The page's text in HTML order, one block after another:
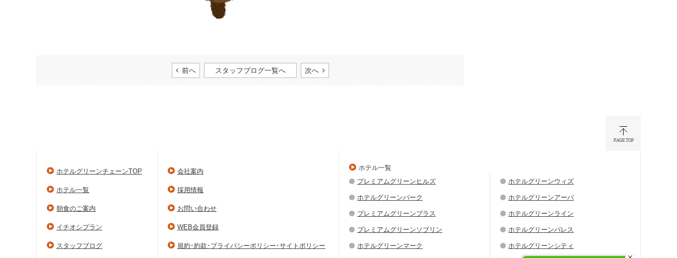
前へ スタッフブログ一覧へ 次へ
ホテルグリーンチェーンTOP
ホテル一覧
朝食のご案内
イチオシプラン
スタッフブログ
会社案内
採用情報
お問い合わせ
WEB会員登録
規約･約款･プライバシーポリシー･サイトポリシー
ホテル一覧
プレミアムグリーンヒルズ
ホテルグリーンパーク
プレミアムグリーンプラス
プレミアムグリーンソブリン
ホテルグリーンマーク
ホテルグリーンウィズ
ホテルグリーンアーバ
ホテルグリーンライン
ホテルグリーンパレス
ホテルグリーンシティ